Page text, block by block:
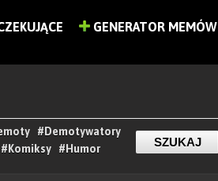
GENERATOR MEMÓW
#Demotywatory
#Komiksy #Humor